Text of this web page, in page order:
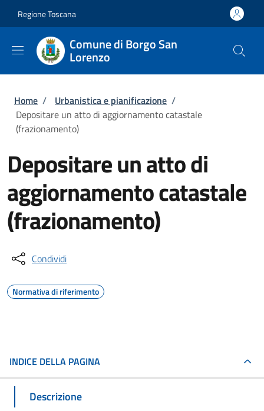
Regione Toscana
Comune di Borgo San
Lorenzo
Briciole di pane
Home / Urbanistica e pianificazione /
Depositare un atto di aggiornamento catastale
(frazionamento)
Depositare un atto di
aggiornamento catastale
(frazionamento)
Condividi
Normativa di riferimento
INDICE DELLA PAGINA
Descrizione